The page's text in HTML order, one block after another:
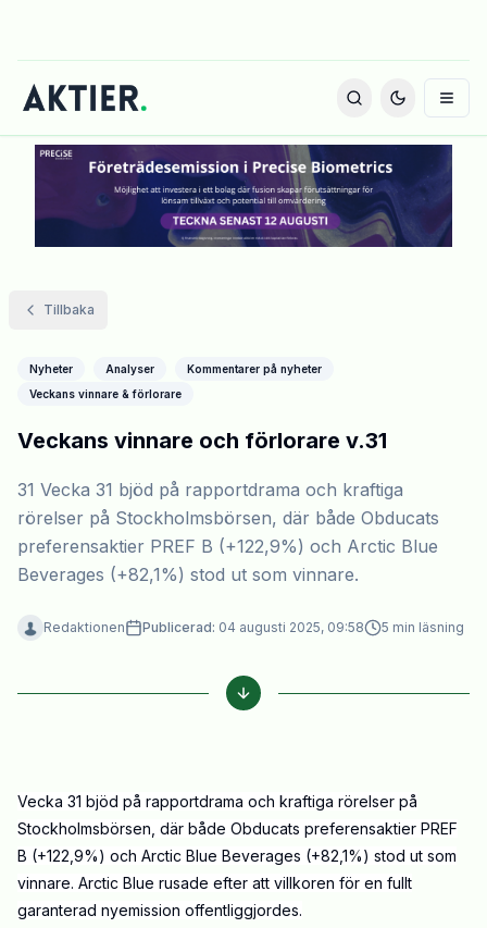
Tillbaka
Nyheter Analyser
Kommentarer på nyheter
Veckans vinnare & förlorare
Veckans vinnare och förlorare v.31
31 Vecka 31 bjöd på rapportdrama och kraftiga
rörelser på Stockholmsbörsen, där både Obducats
preferensaktier PREF B (+122,9%) och Arctic Blue
Beverages (+82,1%) stod ut som vinnare.
Redaktionen Publicerad: 04 augusti 2025, 09:58 5 min läsning
Vecka 31 bjöd på rapportdrama och kraftiga rörelser på
Stockholmsbörsen, där både Obducats preferensaktier PREF
B (+122,9%) och Arctic Blue Beverages (+82,1%) stod ut som
vinnare. Arctic Blue rusade efter att villkoren för en fullt
garanterad nyemission offentliggjordes.